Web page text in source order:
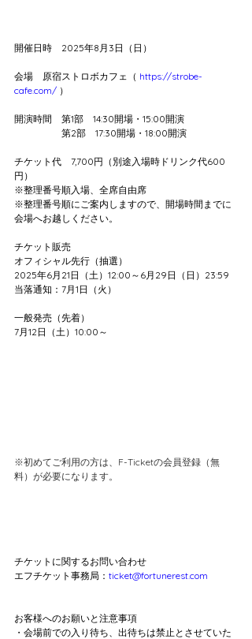
開催日時　2025年8月3日（日）
会場　原宿ストロボカフェ（ https://strobe-
cafe.com/ ）
開演時間　第1部　14:30開場・15:00開演
第2部　17:30開場・18:00開演
チケット代　7,700円（別途入場時ドリンク代600
円）
※整理番号順入場、全席自由席
※整理番号順にご案内しますので、開場時間までに
会場へお越しください。
チケット販売
オフィシャル先行（抽選）
2025年6月21日（土）12:00～6月29日（日）23:59
当落通知：7月1日（火）
一般発売（先着）
7月12日（土）10:00～
※初めてご利用の方は、F-Ticketの会員登録（無
料）が必要になります。
チケットに関するお問い合わせ
エフチケット事務局： ticket@fortunerest.com
お客様へのお願いと注意事項
・会場前での入り待ち、出待ちは禁止とさせていた